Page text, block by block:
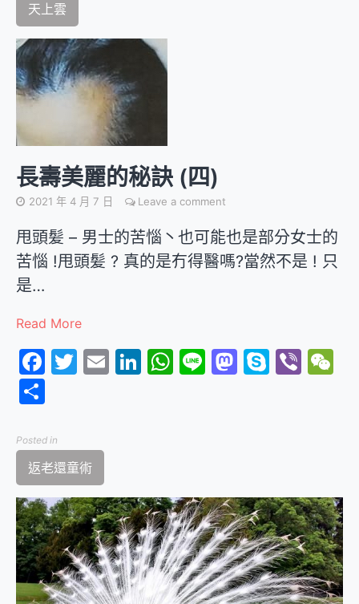
天上雲
長壽美麗的秘訣 (四)
2021 年 4 月 7 日 Leave a comment
甩頭髪 – 男士的苦惱丶也可能也是部分女士的
苦惱 !甩頭髪 ? 真的是冇得醫嗎?當然不是 ! 只
是…
Read More
Facebook
Twitter
EmailLinkedIn
WhatsApp
LineMastodon
Skype
Posted in
返老還童術